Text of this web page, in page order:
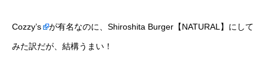
Cozzy’s が有名なのに、Shiroshita Burger【NATURAL】にして
みた訳だが、結構うまい！